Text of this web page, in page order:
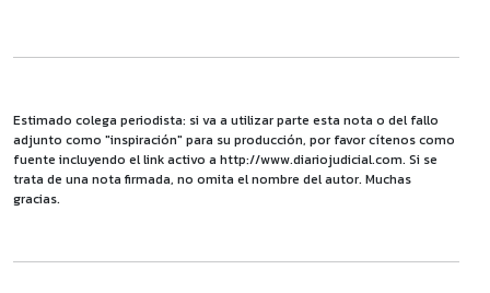
Estimado colega periodista: si va a utilizar parte esta nota o del fallo
adjunto como "inspiración" para su producción, por favor cítenos como
fuente incluyendo el link activo a http://www.diariojudicial.com. Si se
trata de una nota firmada, no omita el nombre del autor. Muchas
gracias.